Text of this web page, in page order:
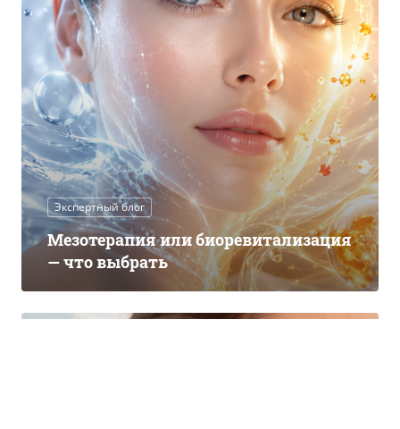
Экспертный блог
Мезотерапия или биоревитализация
— что выбрать